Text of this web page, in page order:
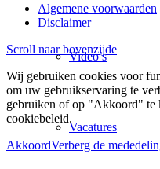
Video’s
Vacatures
Algemene voorwaarden
Disclaimer
Scroll naar bovenzijde
Wij gebruiken cookies voor
om uw gebruikservaring te
gebruiken of op "Akkoord" te
cookiebeleid.
AkkoordVerberg de